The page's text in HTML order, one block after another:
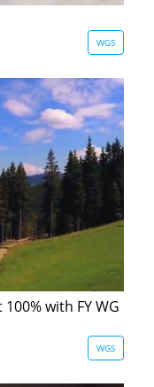
WGS
with FY WG
WGS